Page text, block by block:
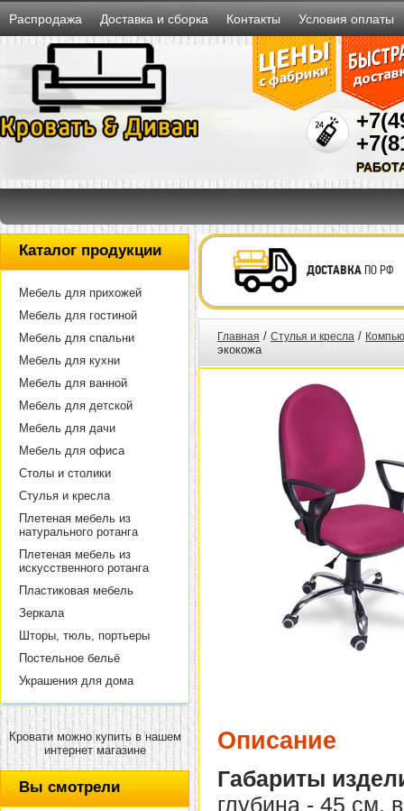
Распродажа Доставка и сборка Контакты Условия оплаты
Каталог продукции
Мебель для прихожей
Мебель для гостиной
Мебель для спальни
Мебель для кухни
Мебель для ванной
Мебель для детской
Мебель для дачи
Мебель для офиса
Столы и столики
Стулья и кресла
Плетеная мебель из
натурального ротанга
Плетеная мебель из
искусственного ротанга
Пластиковая мебель
Зеркала
Шторы, тюль, портьеры
Постельное бельё
Украшения для дома
Кровати можно купить в нашем
интернет магазине
Вы смотрели
ДОСТАВКАПО РФ
Главная / Стулья и кресла /
экокожа
Описание
Габариты
глубина - 45 см,